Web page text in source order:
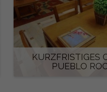
KURZFRISTIGES
PUEBLO